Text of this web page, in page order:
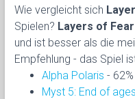
Wie vergleicht sich
Spielen? Layers of
und ist besser als die
Empfehlung - das Spiel
Alpha Polaris - 62%
Myst 5: End of ages